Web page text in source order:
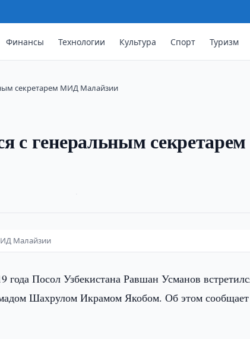
Финансы Технологии Культура Спорт Туризм
секретарем МИД Малайзии
с генеральным секретарем
Малайзии
года Посол Узбекистана Равшан Усманов
Шахрулом Икрамом Якобом. Об этом сообщает